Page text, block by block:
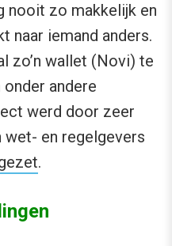
nooit zo makkelijk en
naar iemand anders.
zo’n wallet (Novi) te
onder andere
werd door zeer
wet- en regelgevers
.